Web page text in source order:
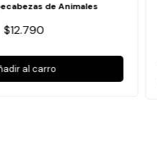
de Animales
$12.790
al carro